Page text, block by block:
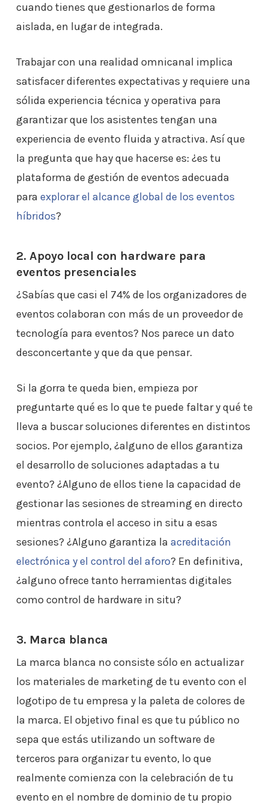
cuando tienes que gestionarlos de forma
aislada, en lugar de integrada.
Trabajar con una realidad omnicanal implica
satisfacer diferentes expectativas y requiere una
sólida experiencia técnica y operativa para
garantizar que los asistentes tengan una
experiencia de evento fluida y atractiva. Así que
la pregunta que hay que hacerse es: ¿es tu
plataforma de gestión de eventos adecuada
para explorar el alcance global de los eventos
híbridos?
2. Apoyo local con hardware para
eventos presenciales
¿Sabías que casi el 74% de los organizadores de
eventos colaboran con más de un proveedor de
tecnología para eventos? Nos parece un dato
desconcertante y que da que pensar.
Si la gorra te queda bien, empieza por
preguntarte qué es lo que te puede faltar y qué te
lleva a buscar soluciones diferentes en distintos
socios. Por ejemplo, ¿alguno de ellos garantiza
el desarrollo de soluciones adaptadas a tu
evento? ¿Alguno de ellos tiene la capacidad de
gestionar las sesiones de streaming en directo
mientras controla el acceso in situ a esas
sesiones? ¿Alguno garantiza la acreditación
electrónica y el control del aforo? En definitiva,
¿alguno ofrece tanto herramientas digitales
como control de hardware in situ?
3. Marca blanca
La marca blanca no consiste sólo en actualizar
los materiales de marketing de tu evento con el
logotipo de tu empresa y la paleta de colores de
la marca. El objetivo final es que tu público no
sepa que estás utilizando un software de
terceros para organizar tu evento, lo que
realmente comienza con la celebración de tu
evento en el nombre de dominio de tu propio